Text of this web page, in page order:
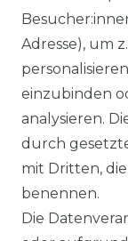
KONTAKT
NEWSLETTER
MÖBEL
Adresse), um
einzubinden
analysieren.
durch
mit Dritten,
benennen.
Die